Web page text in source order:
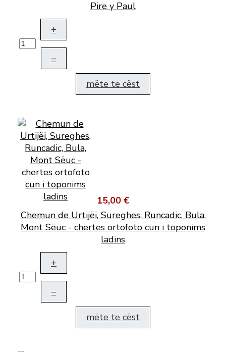
Pire y Paul
+
–
mëte te cëst
15,00 €
Chemun de Urtijëi, Sureghes, Runcadic, Bula,
Mont Sëuc - chertes ortofoto cun i toponims
ladins
+
–
mëte te cëst